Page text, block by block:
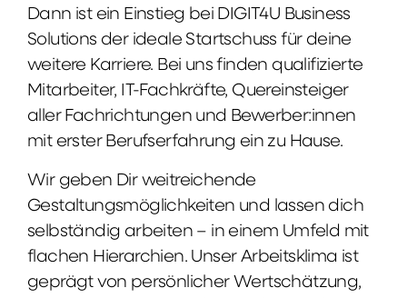
Dann ist ein Einstieg bei DIGIT4U Business
Solutions der ideale Startschuss für deine
weitere Karriere. Bei uns finden qualifizierte
Mitarbeiter, IT-Fachkräfte, Quereinsteiger
aller Fachrichtungen und Bewerber:innen
mit erster Berufserfahrung ein zu Hause.
Wir geben Dir weitreichende
Gestaltungsmöglichkeiten und lassen dich
selbständig arbeiten – in einem Umfeld mit
flachen Hierarchien. Unser Arbeitsklima ist
geprägt von persönlicher Wertschätzung,